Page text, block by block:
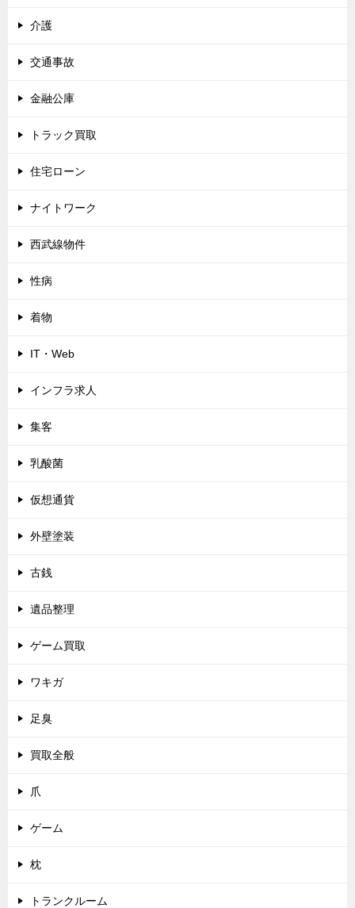
介護
交通事故
金融公庫
トラック買取
住宅ローン
ナイトワーク
西武線物件
性病
着物
IT・Web
インフラ求人
集客
乳酸菌
仮想通貨
外壁塗装
古銭
遺品整理
ゲーム買取
ワキガ
足臭
買取全般
爪
ゲーム
枕
トランクルーム